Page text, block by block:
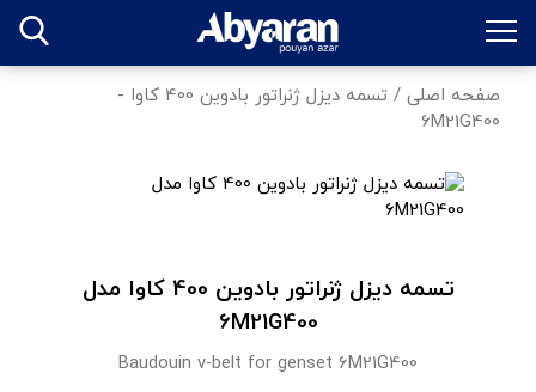
صفحه اصلی /
تسمه دیزل ژنراتور بادوین 400 کاوا -
6M21G400
تسمه دیزل ژنراتور بادوین 400 کاوا مدل
6M21G400
Baudouin v-belt for genset 6M21G400